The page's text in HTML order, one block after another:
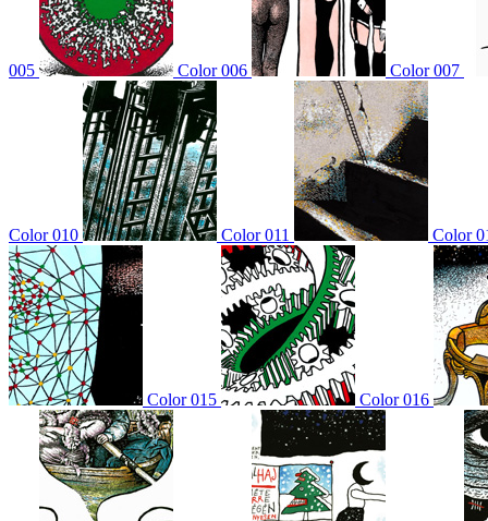
005 Color 006 Color 007
Color 010 Color 011 Color
Color 015 Color 016